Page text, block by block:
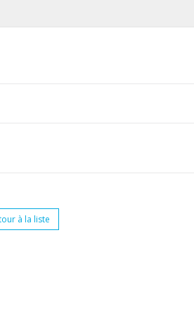
à la liste